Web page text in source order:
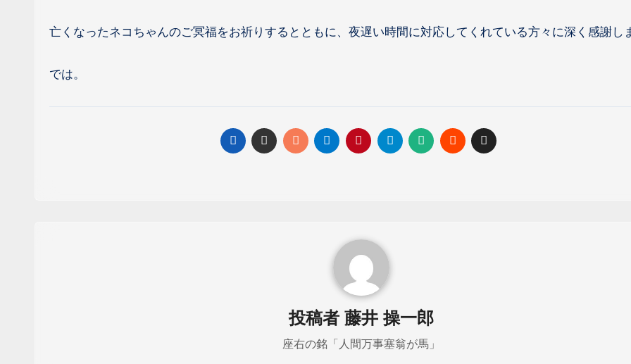
亡くなったネコちゃんのご冥福をお祈りするとともに、夜遅い時間に対応してくれている方々に深く感謝し
では。
投稿者藤井 操一郎
座右の銘「人間万事塞翁が馬」